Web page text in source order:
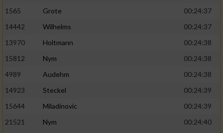
1565
Grote
00:24:37
14442
Wilhelms
00:24:37
13970
Holtmann
00:24:38
15812
Nym
00:24:38
4989
Audehm
00:24:38
14923
Steckel
00:24:39
15644
Miladinovic
00:24:39
21521
Nym
00:24:40